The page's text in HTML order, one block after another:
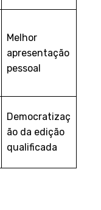
Melhor
apresentação
pessoal
Democratizaç
ão da edição
qualificada